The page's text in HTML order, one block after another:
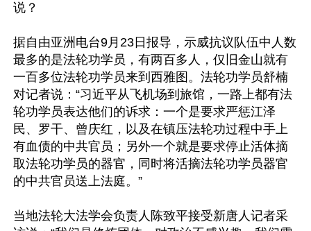
说？
据自由亚洲电台9月23日报导，示威抗议队伍中人数
最多的是法轮功学员，有两百多人，仅旧金山就有
一百多位法轮功学员来到西雅图。法轮功学员舒楠
对记者说：“习近平从飞机场到旅馆，一路上都有法
轮功学员表达他们的诉求：一个是要求严惩江泽
民、罗干、曾庆红，以及在镇压法轮功过程中手上
有血债的中共官员；另外一个就是要求停止活体摘
取法轮功学员的器官，同时将活摘法轮功学员器官
的中共官员送上法庭。”
当地法轮大法学会负责人陈致平接受新唐人记者采